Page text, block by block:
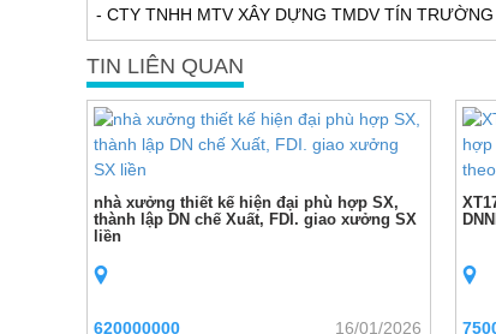
- CTY TNHH MTV XÂY DỰNG TMDV TÍN TRƯỜNG
TIN LIÊN QUAN
nhà xưởng thiết kế hiện đại phù hợp SX,
thành lập DN chế Xuất, FDI. giao xưởng SX
liền
620000000 16/01/2026